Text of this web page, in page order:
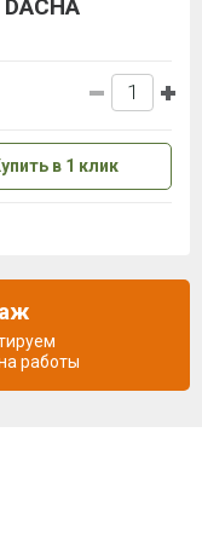
в 1 клик
работы